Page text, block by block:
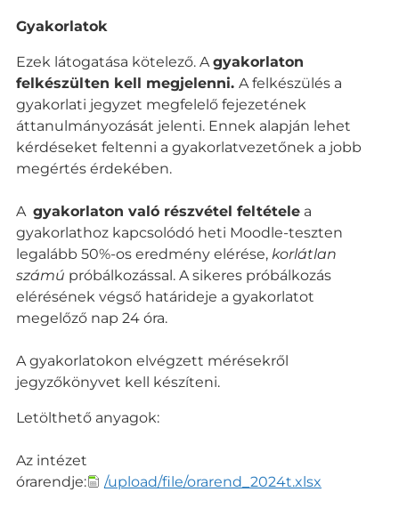
Gyakorlatok
Ezek látogatása kötelező. Agyakorlaton
felkészülten kell megjelenni. A felkészülés a
gyakorlati jegyzet megfelelő fejezetének
áttanulmányozását jelenti. Ennek alapján lehet
kérdéseket feltenni a gyakorlatvezetőnek a jobb
megértés érdekében.
A gyakorlaton való részvétel feltétele a
gyakorlathoz kapcsolódó heti Moodle-teszten
legalább 50%-os eredmény elérése, korlátlan
számú próbálkozással. A sikeres próbálkozás
elérésének végső határideje a gyakorlatot
megelőző nap 24 óra.
A gyakorlatokon elvégzett mérésekről
jegyzőkönyvet kell készíteni.
Letölthető anyagok:
Az intézet
órarendje:
/upload/file/orarend_2024t.xlsx